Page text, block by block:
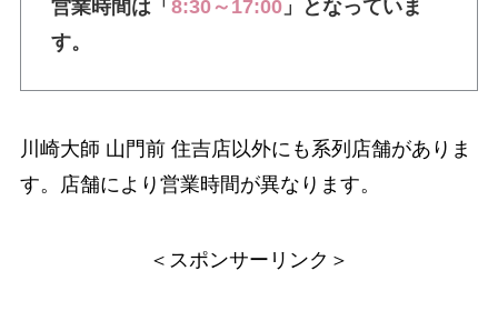
営業時間は「 8:30～17:00」となっていま
す。
川崎大師 山門前 住吉店以外にも系列店舗がありま
す。店舗により営業時間が異なります。
＜スポンサーリンク＞